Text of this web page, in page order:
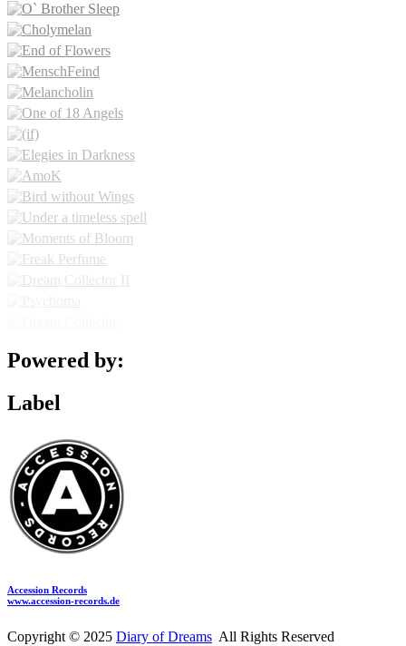
Powered by:
Label
Accession Records
www.accession-records.de
Copyright © 2025 Diary of Dreams All Rights Reserved